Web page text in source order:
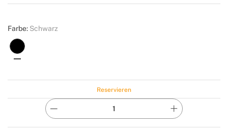
Create
Farbe: Schwarz
Reservieren